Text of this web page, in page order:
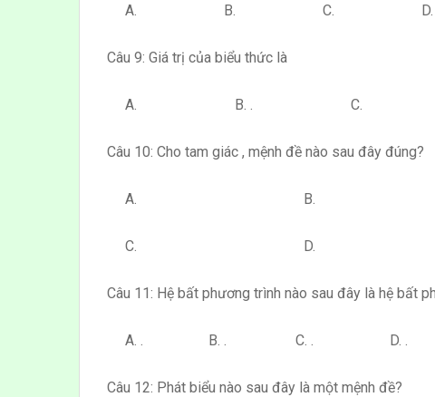
A. B. C. D.
Câu 9: Giá trị của biểu thức là
A. B. . C.
Câu 10: Cho tam giác , mệnh đề nào sau đây đúng?
A. B.
C. D.
Câu 11: Hệ bất phương trình nào sau đây là hệ bất
A. . B. . C. . D. .
Câu 12: Phát biểu nào sau đây là một mệnh đề?